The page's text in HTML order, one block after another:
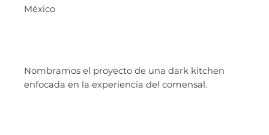
México
Nombramos el proyecto de una dark kitchen
enfocada en la experiencia del comensal.